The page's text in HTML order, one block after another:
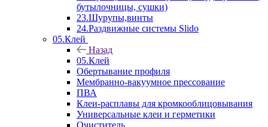
бутылочницы, сушки)
23.Шурупы,винты
24.Раздвижные системы Slido
05.Клей
Назад
05.Клей
Обертывание профиля
Мембранно-вакуумное прессование
ПВА
Клеи-расплавы для кромкооблицовывания
Универсальные клеи и герметики
Очиститель